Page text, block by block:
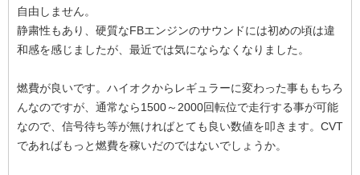
自由しません。
静粛性もあり、硬質なFBエンジンのサウンドには初めの頃は違
和感を感じましたが、最近では気にならなくなりました。
燃費が良いです。ハイオクからレギュラーに変わった事ももちろ
んなのですが、通常なら1500～2000回転位で走行する事が可能
なので、信号待ち等が無ければとても良い数値を叩きます。CVT
であればもっと燃費を稼いだのではないでしょうか。